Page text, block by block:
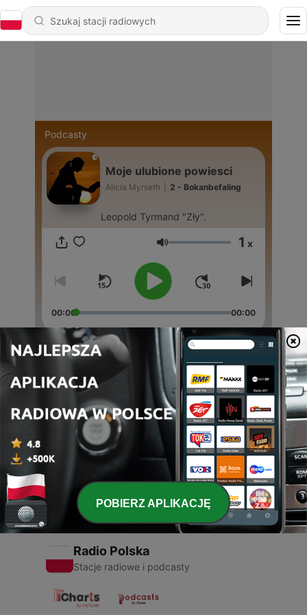
Podcasty
Moje ulubione powiesci
Alicia Myrseth 2 - Bokanbefaling
Leopold Tyrmand "Zły".
Głośność 1 x
00:00 00:00
Odcinki
Bokanbefaling
05 kwi 2020
"Zły" Leopolda Tyrmanda
02 kwi 2020
Radio Polska
Stacje radiowe i podcasty
POBIERZ APLIKACJĘ